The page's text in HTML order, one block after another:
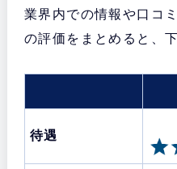
業界内での情報や口コ
の評価をまとめると、
待遇